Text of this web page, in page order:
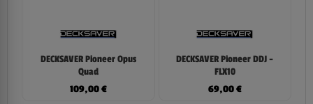
DECKSAVER Pioneer Opus
Quad
109,00€
DECKSAVER Pioneer DDJ -
FLX10
69,00€